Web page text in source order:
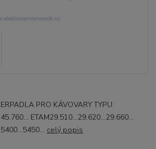
PRO KÁVOVARY TYPU:
ETAM29.510...29.620...29.660...
celý popis